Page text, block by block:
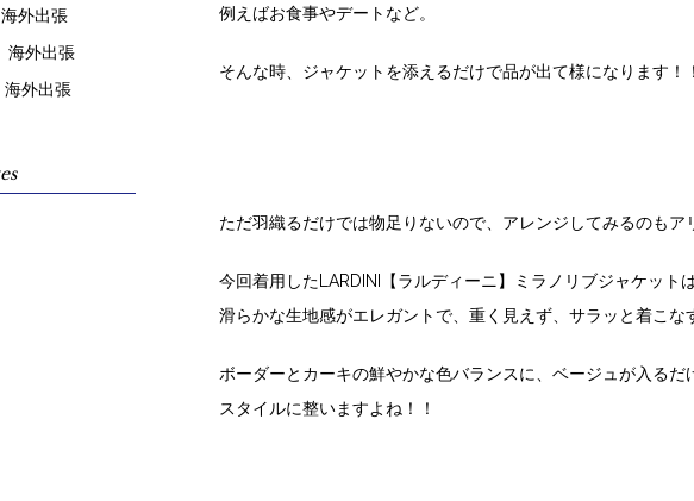
例えばお食事やデートなど。
そんな時、ジャケットを添えるだけで品が出て様になります！！
ただ羽織るだけでは物足りないので、アレンジしてみるのもア
今回着用したLARDINI【ラルディーニ】ミラノリブジャケットは
滑らかな生地感がエレガントで、重く見えず、サラッと着こな
ボーダーとカーキの鮮やかな色バランスに、ベージュが入るだ
スタイルに整いますよね！！
外出張
海外出張
海外出張